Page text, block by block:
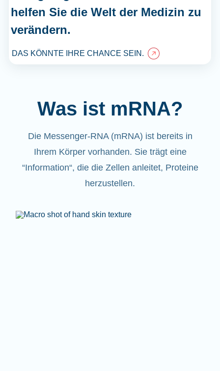
helfen Sie die Welt der Medizin zu
verändern.
DAS KÖNNTE IHRE CHANCE SEIN.
Was ist mRNA?
Die Messenger-RNA (mRNA) ist bereits in
Ihrem Körper vorhanden. Sie trägt eine
“Information“, die die Zellen anleitet, Proteine
herzustellen.